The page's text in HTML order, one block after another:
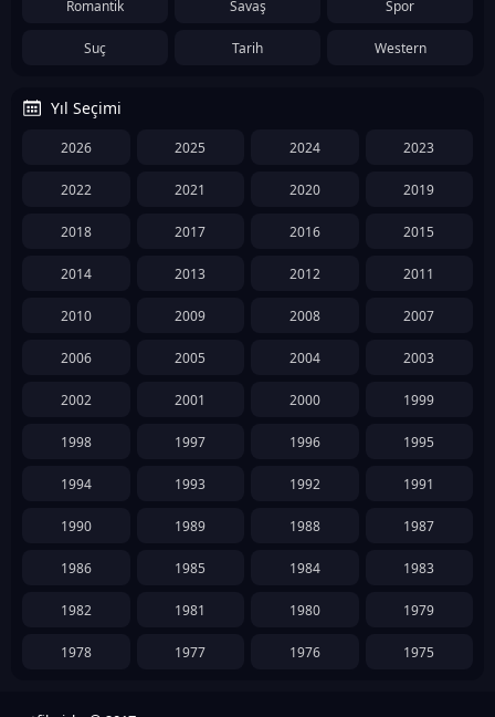
Romantik Savaş Spor
Suç Tarih Western
Yıl Seçimi
2026 2025 2024 2023
2022 2021 2020 2019
2018 2017 2016 2015
2014 2013 2012 2011
2010 2009 2008 2007
2006 2005 2004 2003
2002 2001 2000 1999
1998 1997 1996 1995
1994 1993 1992 1991
1990 1989 1988 1987
1986 1985 1984 1983
1982 1981 1980 1979
1978 1977 1976 1975